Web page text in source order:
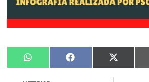
Compartir
en
WhatsAppCompartir
en
Facebook
en
X